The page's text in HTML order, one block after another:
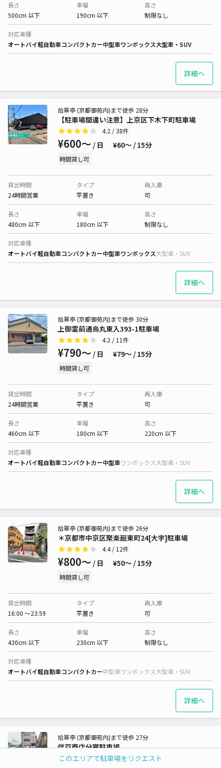
このエリアで駐車場をリクエスト
長さ
500cm 以下
車幅
190cm 以下
高さ
制限なし
対応車種
オートバイ軽自動車コンパクトカー中型車ワンボックス大型車・SUV
詳細へ
【駐車場間違い注意】上京区下木下町駐車場
拾翠亭 (京都御苑内)まで徒歩 28分
4.2 / 38件
¥600〜 / 日 ¥60〜 / 15分
時間貸し可
貸出時間
24時間営業
タイプ
平置き
再入庫
可
長さ
480cm 以下
車幅
180cm 以下
高さ
制限なし
対応車種
オートバイ軽自動車コンパクトカー中型車ワンボックス大型車・SUV
詳細へ
上御霊前通烏丸東入393-1駐車場
拾翠亭 (京都御苑内)まで徒歩 30分
4.2 / 11件
¥790〜 / 日 ¥79〜 / 15分
時間貸し可
貸出時間
24時間営業
タイプ
平置き
再入庫
可
長さ
460cm 以下
車幅
180cm 以下
高さ
220cm 以下
対応車種
オートバイ軽自動車コンパクトカー中型車ワンボックス大型車・SUV
詳細へ
＊京都市中京区聚楽廻東町24[大宇]駐車場
拾翠亭 (京都御苑内)まで徒歩 26分
4.4/ 12件
¥800〜 / 日 ¥50〜 / 15分
時間貸し可
貸出時間
16:00 〜23:59
タイプ
平置き
再入庫
可
長さ
430cm 以下
車幅
230cm 以下
高さ
制限なし
対応車種
オートバイ軽自動車コンパクトカー中型車ワンボックス大型車・SUV
詳細へ
伴戸商店分室駐車場
拾翠亭 (京都御苑内)まで徒歩 27分
4.5/ 47件